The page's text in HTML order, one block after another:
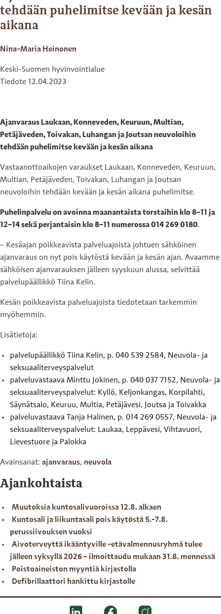
tehdään puhelimitse kevään ja kesän
aikana
Nina-Maria Heinonen
Keski-Suomen hyvinvointialue
Tiedote 12.04.2023
Ajanvaraus Laukaan, Konneveden, Keuruun, Multian,
Petäjäveden, Toivakan, Luhangan ja Joutsan neuvoloihin
tehdään puhelimitse kevään ja kesän aikana
Vastaanottoaikojen varaukset Laukaan, Konneveden, Keuruun,
Multian, Petäjäveden, Toivakan, Luhangan ja Joutsan
neuvoloihin tehdään kevään ja kesän aikana puhelimitse.
Puhelinpalvelu on avoinna maanantaista torstaihin klo 8–11 ja
12–14 sekä perjantaisin klo 8–11 numerossa 014 269 0180.
– Kesäajan poikkeavista palveluajoista johtuen sähköinen
ajanvaraus on nyt pois käytöstä kevään ja kesän ajan. Avaamme
sähköisen ajanvarauksen jälleen syyskuun alussa, selvittää
palvelupäällikkö Tiina Kelin.
Kesän poikkeavista palveluajoista tiedotetaan tarkemmin
myöhemmin.
Lisätietoja:
palvelupäällikkö Tiina Kelin, p. 040 539 2584, Neuvola- ja
seksuaaliterveyspalvelut
palveluvastaava Minttu Jokinen, p. 040 037 7152, Neuvola- ja
seksuaaliterveyspalvelut: Kyllö, Keljonkangas, Korpilahti,
Säynätsalo, Keuruu, Multia, Petäjävesi, Joutsa ja Toivakka
palveluvastaava Tanja Halinen, p. 014 269 0557, Neuvola- ja
seksuaaliterveyspalvelut: Laukaa, Leppävesi, Vihtavuori,
Lievestuore ja Palokka
Avainsanat: ajanvaraus, neuvola
Ajankohtaista
Muutoksia kuntosalivuoroissa 12.8. alkaen
Kuntosali ja liikuntasali pois käytöstä 5.-7.8.
perussiivouksen vuoksi
Aivoterveyttä ikääntyville -etävalmennusryhmä tulee
jälleen syksyllä 2026 – ilmoittaudu mukaan 31.8. mennessä
Poistoaineiston myyntiä kirjastolla
Defibrillaattori hankittu kirjastolle